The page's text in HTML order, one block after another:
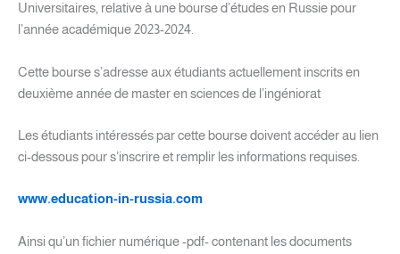
Universitaires, relative à une bourse d’études en Russie pour
l’année académique 2023-2024.
Cette bourse s’adresse aux étudiants actuellement inscrits en
deuxième année de master en sciences de l’ingéniorat
Les étudiants intéressés par cette bourse doivent accéder au lien
ci-dessous pour s’inscrire et remplir les informations requises.
www.education-in-russia.com
Ainsi qu’un fichier numérique -pdf- contenant les documents